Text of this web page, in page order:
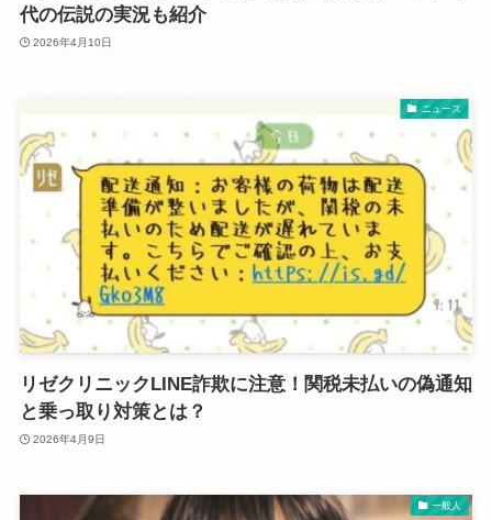
代の伝説の実況も紹介
2026年4月10日
ニュース
リゼクリニックLINE詐欺に注意！関税未払いの偽通知
と乗っ取り対策とは？
2026年4月9日
一般人